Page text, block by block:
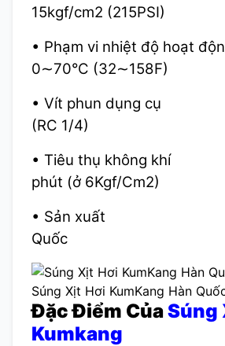
15kgf/cm2 (215PSI)
• Phạm vi nhiệt độ hoạt
0∼70°C (32∼158F)
• Vít phun dụng
(RC 1/4)
• Tiêu thụ không
phút (ở 6Kgf/Cm2)
• Sản xuất
Quốc
Súng Xịt Hơi KumKang Hàn
Đặc Điểm CủaSúng
Kumkang